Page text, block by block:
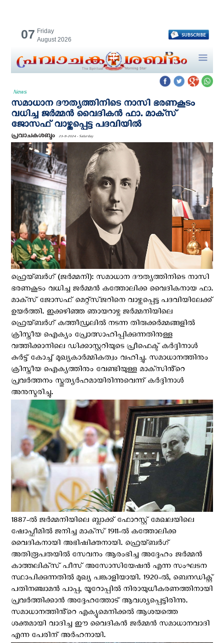
07 Friday
August 2026
News
സമാധാന ദൗത്യത്തിനിടെ നാസി ഭരണകൂടം
വധിച്ച ജര്‍മ്മന്‍ വൈദികന്‍ ഫാ. മാക്‌സ്
ജോസഫ് വാഴ്ത്തപ്പെട്ട പദവിയില്‍
പ്രവാചകശബ്ദം 23-11-2024 - Saturday
ഫ്രെയ്‌ബർഗ് (ജര്‍മ്മനി): സമാധാന ദൗത്യത്തിനിടെ നാസി
ഭരണകൂടം വധിച്ച ജര്‍മ്മന്‍ കത്തോലിക്ക വൈദികനായ ഫാ.
മാക്‌സ് ജോസഫ് മെറ്റ്‌സ്‌ജറിനെ വാഴ്ത്തപ്പെട്ട പദവിയിലേക്ക്
ഉയര്‍ത്തി. ഇക്കഴിഞ്ഞ ഞായറാഴ്ച ജർമ്മനിയിലെ
ഫ്രെയ്‌ബർഗ് കത്തീഡ്രലിൽ നടന്ന തിരുക്കര്‍മ്മങ്ങളില്‍
ക്രിസ്തീയ ഐക്യം പ്രോത്സാഹിപ്പിക്കുന്നതിനുള്ള
വത്തിക്കാനിലെ ഡിക്കാസ്റ്ററിയുടെ പ്രീഫെക്ട് കർദ്ദിനാൾ
കുർട്ട് കോച്ച് മുഖ്യകാര്‍മ്മികത്വം വഹിച്ചു. സമാധാനത്തിനും
ക്രിസ്തീയ ഐക്യത്തിനും വേണ്ടിയുള്ള മാക്‌സിൻ്റെ
പ്രവര്‍ത്തനം സ്തുത്യര്‍ഹമായിരിന്നുവെന്ന് കർദ്ദിനാൾ
അനുസ്മരിച്ചു.
1887-ൽ ജർമ്മനിയിലെ ബ്ലാക്ക് ഫോറസ്റ്റ് മേഖലയിലെ
ഷോപ്ഫീമിൽ ജനിച്ച മാക്‌സ് 1911-ൽ കത്തോലിക്ക
വൈദികനായി അഭിഷിക്തനായി. ഫ്രെയ്‌ബർഗ്
അതിരൂപതയില്‍ സേവനം ആരംഭിച്ച അദ്ദേഹം ജർമ്മൻ
കാത്തലിക്‌സ് പീസ് അസോസിയേഷൻ എന്ന സംഘടന
സ്ഥാപിക്കുന്നതില്‍ മുഖ്യ പങ്കാളിയായി. 1920-ൽ, ബെനഡിക്റ്റ്
പതിനഞ്ചാമന്‍ പാപ്പ, യൂറോപ്പിൽ നിരായുധീകരണത്തിനായി
പ്രവർത്തിക്കാൻ അദ്ദേഹത്തോട് ആവശ്യപ്പെട്ടിരിന്നു.
സമാധാനത്തിൻ്റെ എക്യുമെനിക്കൽ ആശയത്തെ
ശക്തമായി വാദിച്ച ഈ വൈദികന്‍ ജർമ്മൻ സമാധാനവാദി
എന്ന പേരിന് അര്‍ഹനായി.